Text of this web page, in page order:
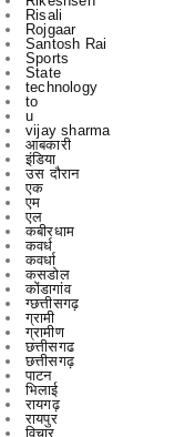
State
technology
to
u
vijay sharma
आबकारी
इंडिया
उस दौरान
एक
एम
एल
कबीरधाम
कवर्ध
कवर्धा
कसडोल
कोंडागांव
ग्छत्तीसगढ़
ग्रामी
ग्रामीण
छत्तीसगढ
छत्तीसगढ़
पाटन
भिलाई
रायगढ़
रायपुर
विचार
विचार मंथन
विचारमंथन
शहर
शहरChhattisgarrh